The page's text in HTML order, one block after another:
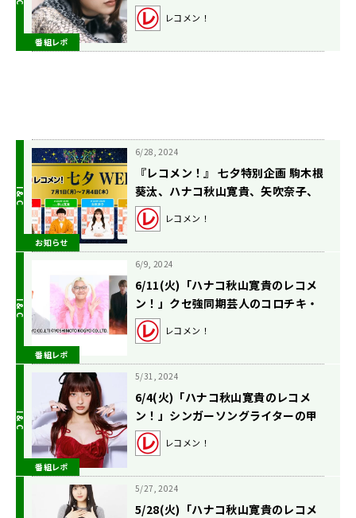
番組レポ
寛貴のレコメン！】
レコメン！
お知らせ
6/28, 2024
『レコメン！』 七夕特別企画 駒木根
葵汰、ハナコ秋山寛貴、矢吹奈子、
MiLK吉田仁人が叶える “リスナーの
願い事” 発表！
レコメン！
番組レポ
6/9, 2024
6/11(火)「ハナコ秋山寛貴のレコメ
ン！」クセ強同期芸人のコロチキ・
ナダルさんとZAZYさんが生登場！
timeleszからのスペシャルコメント
レコメン！
番組レポ
5/31, 2024
6/4(火)「ハナコ秋山寛貴のレコメ
ン！」シンガーソングライターの甲
田まひるさんが生登場！
レコメン！
5/27, 2024
5/28(火)「ハナコ秋山寛貴のレコメ